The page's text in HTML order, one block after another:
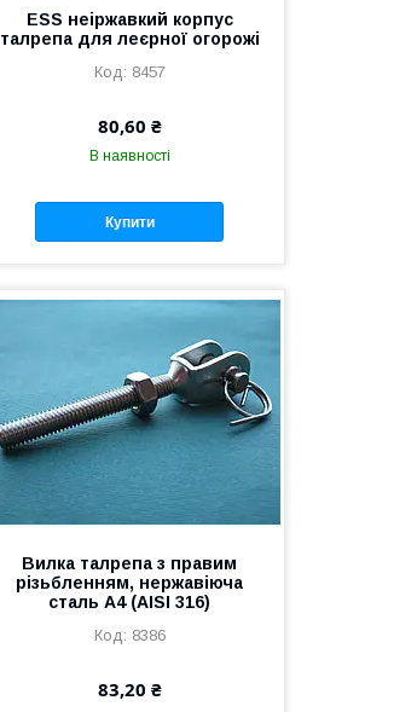
ESS неіржавкий корпус
талрепа для леєрної огорожі
8457
80,60 ₴
В наявності
Купити
Вилка талрепа з правим
різьбленням, нержавіюча
сталь А4 (AISI 316)
8386
83,20 ₴